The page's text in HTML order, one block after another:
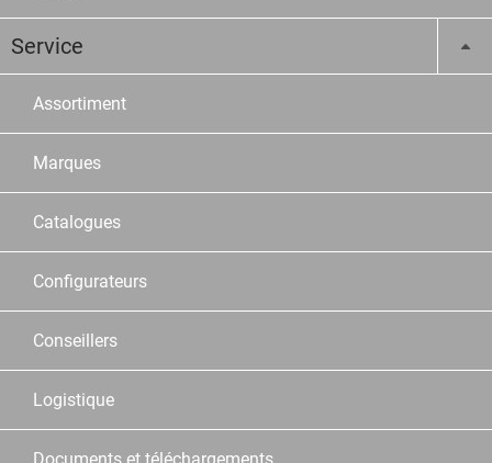
Service
Assortiment
Marques
Catalogues
Configurateurs
Conseillers
Logistique
Documents et téléchargements